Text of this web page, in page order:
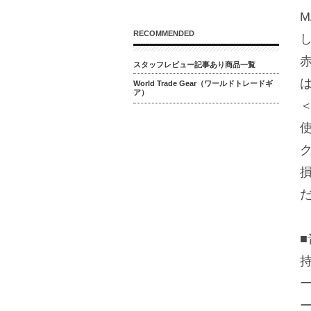
■
RECOMMENDED
スタッフレビュー記事あり商品一覧
World Trade Gear（ワールドトレードギ
ア）